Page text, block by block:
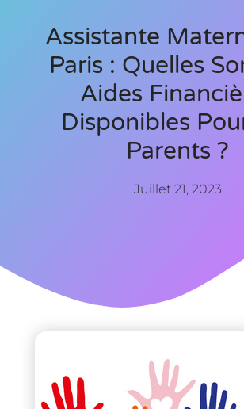
Assistante
Paris : Quelles
Aides
Disponibles
Parents ?
Juillet 21, 2023